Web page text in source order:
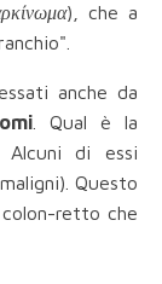
), che a
anche da
. Qual è la
Alcuni di essi
Questo
retto che